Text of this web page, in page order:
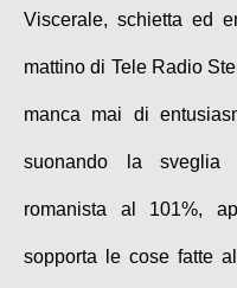
Viscerale, schietta ed
mattino di Tele Radio
manca mai di
suonando la sveglia
romanista al 101%,
sopporta le cose fatte